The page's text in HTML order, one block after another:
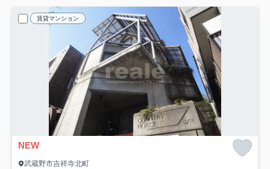
賃貸マンション
NEW
武蔵野市吉祥寺北町